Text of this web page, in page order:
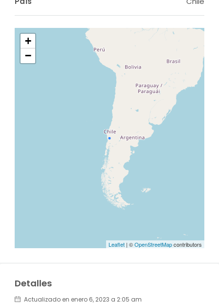
+
−
Leaflet | ©OpenStreetMapcontributors
Detalles
Actualizado en enero 6, 2023 a 2:05 am